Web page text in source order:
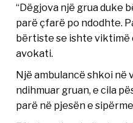
“Dëgjova një grua duke
parë çfarë po ndodhte.
bërtiste se ishte viktimë
avokati.
Një ambulancë shkoi në
ndihmuar gruan, e cila
parë në pjesën e